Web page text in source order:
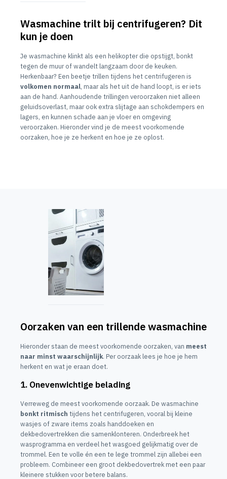
Wasmachine trilt bij centrifugeren? Dit
kun je doen
Je wasmachine klinkt als een helikopter die opstijgt, bonkt
tegen de muur of wandelt langzaam door de keuken.
Herkenbaar? Een beetje trillen tijdens het centrifugeren is
volkomen normaal, maar als het uit de hand loopt, is er iets
aan de hand. Aanhoudende trillingen veroorzaken niet alleen
geluidsoverlast, maar ook extra slijtage aan schokdempers en
lagers, en kunnen schade aan je vloer en omgeving
veroorzaken. Hieronder vind je de meest voorkomende
oorzaken, hoe je ze herkent en hoe je ze oplost.
Oorzaken van een trillende wasmachine
Hieronder staan de meest voorkomende oorzaken, van meest
naar minst waarschijnlijk. Per oorzaak lees je hoe je hem
herkent en wat je eraan doet.
1. Onevenwichtige belading
Verreweg de meest voorkomende oorzaak. De wasmachine
bonkt ritmisch tijdens het centrifugeren, vooral bij kleine
wasjes of zware items zoals handdoeken en
dekbedovertrekken die samenklonteren. Onderbreek het
wasprogramma en verdeel het wasgoed gelijkmatig over de
trommel. Een te volle én een te lege trommel zijn allebei een
probleem. Combineer een groot dekbedovertrek met een paar
kleinere stukken voor betere balans.